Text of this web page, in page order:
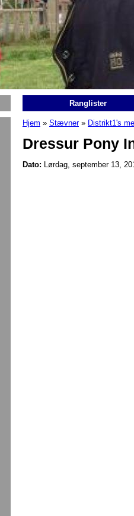
Ranglister
Du er her
Hjem » Stævner» Distrikt1's
Dressur Pony
Dato: Lørdag, september 13,